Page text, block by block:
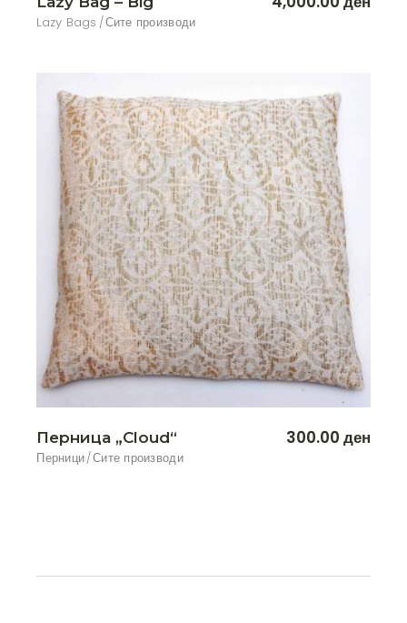
Lazy Bags Сите производи
Перница „Cloud“
Перници Сите производи
300.00 ден